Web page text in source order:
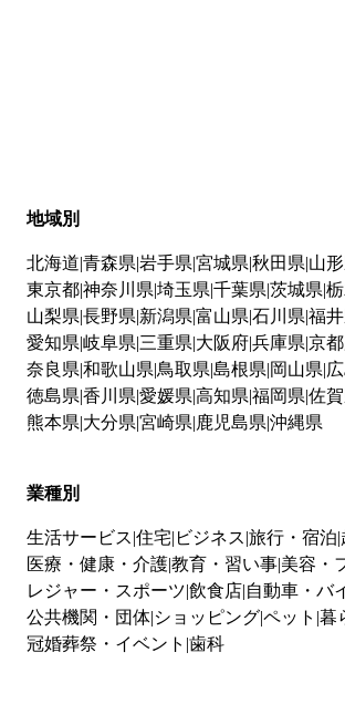
地域別
北海道 青森県 岩手県 宮城県 秋田県 山
東京都神奈川県 埼玉県 千葉県 茨城県
山梨県 長野県 新潟県 富山県 石川県 福
愛知県 岐阜県 三重県 大阪府兵庫県 京
奈良県 和歌山県 鳥取県 島根県 岡山県
徳島県 香川県 愛媛県 高知県 福岡県 佐
熊本県 大分県 宮崎県 鹿児島県 沖縄県
業種別
生活サービス 住宅 ビジネス 旅行・宿泊
医療・健康・介護教育・習い事 美容・
レジャー・スポーツ 飲食店 自動車・バ
公共機関・団体 ショッピングペット 暮
冠婚葬祭・イベント 歯科